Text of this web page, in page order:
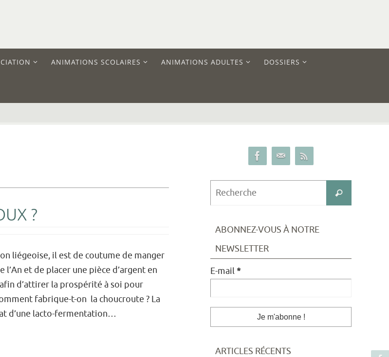
ANIMATIONS SCOLAIRES ANIMATIONS ADULTES DOSSIERS
?
liégeoise, il est de coutume de manger
et de placer une pièce d’argent en
d’attirer la prospérité à soi pour
fabrique-t-on la choucroute ? La
d’une lacto-fermentation…
ABONNEZ-VOUS À NOTRE
NEWSLETTER
E-mail*
ARTICLES RÉCENTS